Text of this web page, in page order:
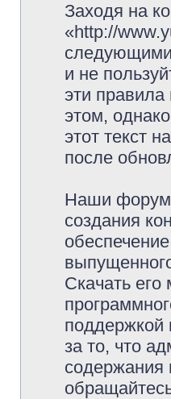
Заходя на
«http://
следующими
и не
эти
этом,
этот текст
после
Наши
создания
Скачать
поддержкой
за то, что
содержания